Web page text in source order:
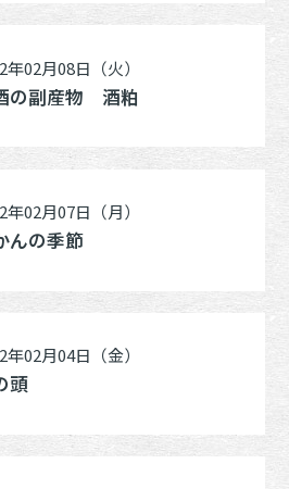
年02月08日（火）
の副産物 酒粕
年02月07日（月）
んの季節
年02月04日（金）
頭